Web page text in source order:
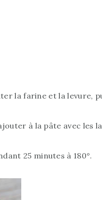
la farine et la levure,
à la pâte avec les
25 minutes à 180°.